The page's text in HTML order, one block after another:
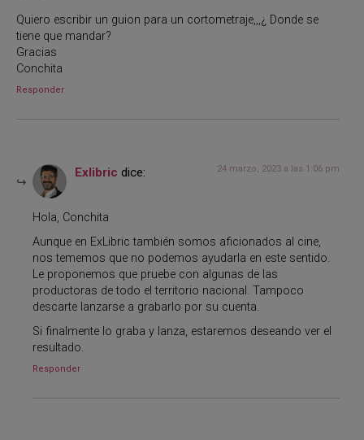
Quiero escribir un guion para un cortometraje,,,¿ Donde se
tiene que mandar?
Gracias
Conchita
Responder
Exlibric dice: 24 marzo, 2023 a las 1:06 pm
Hola, Conchita
Aunque en ExLibric también somos aficionados al cine,
nos tememos que no podemos ayudarla en este sentido.
Le proponemos que pruebe con algunas de las
productoras de todo el territorio nacional. Tampoco
descarte lanzarse a grabarlo por su cuenta.
Si finalmente lo graba y lanza, estaremos deseando ver el
resultado.
Responder